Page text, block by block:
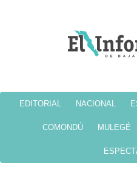
EDITORIAL NACIONAL
COMONDÚ MULEGÉ